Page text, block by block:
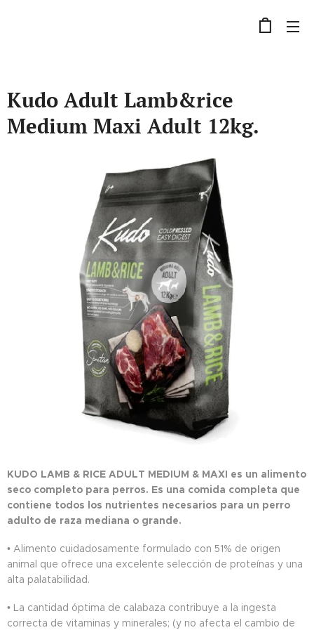
Kudo Adult Lamb&rice
Medium Maxi Adult 12kg.
KUDO LAMB & RICE ADULT MEDIUM & MAXI es un alimento
seco completo para perros. Es una comida completa que
contiene todos los nutrientes necesarios para un perro
adulto de raza mediana o grande.
• Alimento cuidadosamente formulado con 51% de origen
animal que ofrece una excelente selección de proteínas y una
alta palatabilidad.
• La cantidad óptima de calabaza contribuye a la ingesta
correcta de vitaminas y minerales; (y no afecta el cambio de